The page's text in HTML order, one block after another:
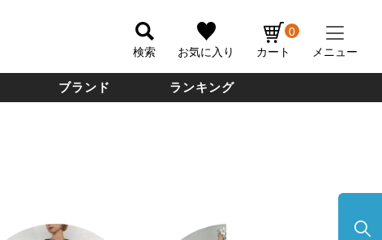
検索 お気に入り カート
0
メニュー
ブランド ランキング